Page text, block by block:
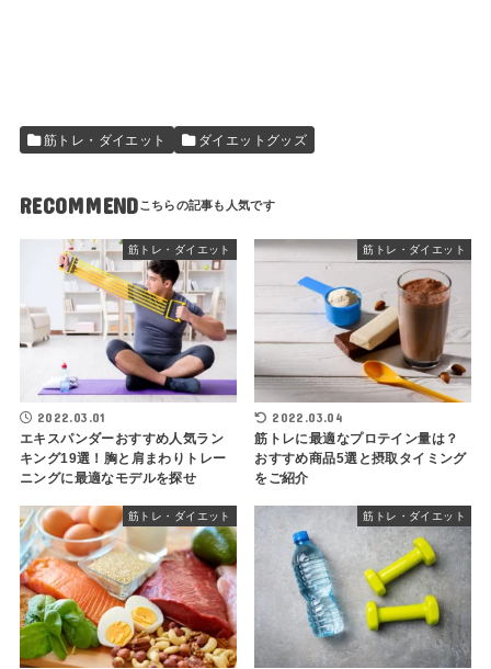
筋トレ・ダイエット ダイエットグッズ
RECOMMEND
筋トレ・ダイエット
2022.03.01
エキスパンダーおすすめ人気ラン
キング19選！胸と肩まわりトレー
ニングに最適なモデルを探せ
筋トレ・ダイエット
2022.03.04
筋トレに最適なプロテイン量は？
おすすめ商品5選と摂取タイミング
をご紹介
筋トレ・ダイエット 筋トレ・ダイエット